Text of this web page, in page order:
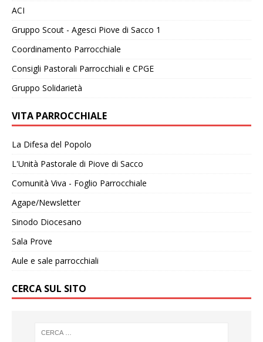
ACI
Gruppo Scout - Agesci Piove di Sacco 1
Coordinamento Parrocchiale
Consigli Pastorali Parrocchiali e CPGE
Gruppo Solidarietà
VITA PARROCCHIALE
La Difesa del Popolo
L'Unità Pastorale di Piove di Sacco
Comunità Viva - Foglio Parrocchiale
Agape/Newsletter
Sinodo Diocesano
Sala Prove
Aule e sale parrocchiali
CERCA SUL SITO